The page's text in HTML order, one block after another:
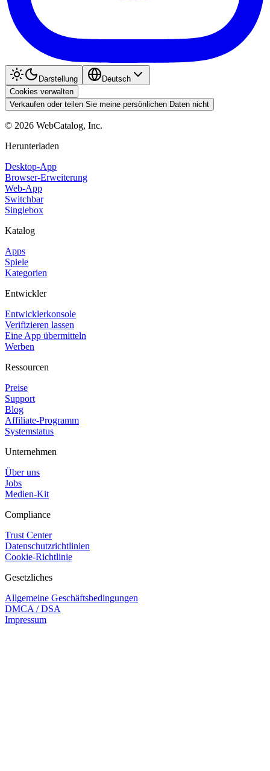
Darstellung
Deutsch
Cookies verwalten
Verkaufen oder teilen Sie meine persönlichen Daten nicht
© 2026 WebCatalog, Inc.
Herunterladen
Desktop-App
Browser-Erweiterung
Web-App
Switchbar
Singlebox
Katalog
Apps
Spiele
Kategorien
Entwickler
Entwicklerkonsole
Verifizieren lassen
Eine App übermitteln
Werben
Ressourcen
Preise
Support
Blog
Affiliate-Programm
Systemstatus
Unternehmen
Über uns
Jobs
Medien-Kit
Compliance
Trust Center
Datenschutzrichtlinien
Cookie-Richtlinie
Gesetzliches
Allgemeine Geschäftsbedingungen
DMCA / DSA
Impressum